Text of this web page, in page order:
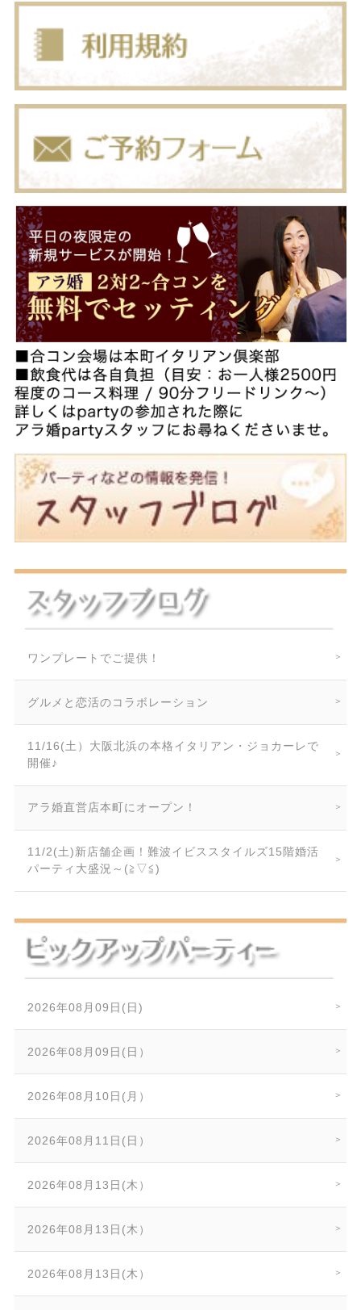
ワンプレートでご提供！
グルメと恋活のコラボレーション
11/16(土）大阪北浜の本格イタリアン・ジョカーレで
開催♪
アラ婚直営店本町にオープン！
11/2(土)新店舗企画！難波イビススタイルズ15階婚活
パーティ大盛況～(≧▽≦)
2026年08月09日(日)
2026年08月09日(日）
2026年08月10日(月）
2026年08月11日(日）
2026年08月13日(木）
2026年08月13日(木）
2026年08月13日(木）